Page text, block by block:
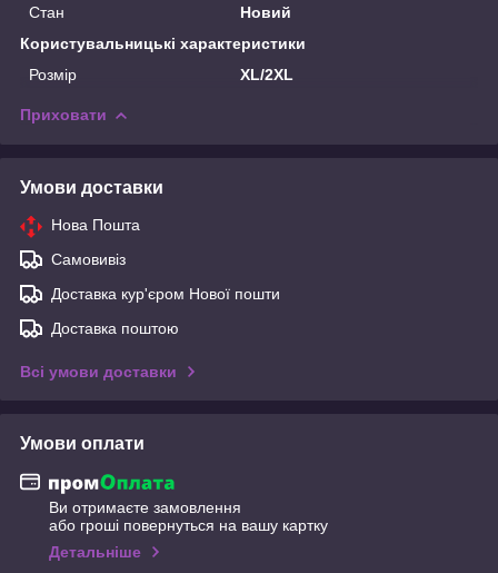
Стан
Новий
Користувальницькі характеристики
Розмір
XL/2XL
Приховати
Умови доставки
Нова Пошта
Самовивіз
Доставка кур'єром Нової пошти
Доставка поштою
Всі умови доставки
Умови оплати
Ви отримаєте замовлення
або гроші повернуться на вашу картку
Детальніше